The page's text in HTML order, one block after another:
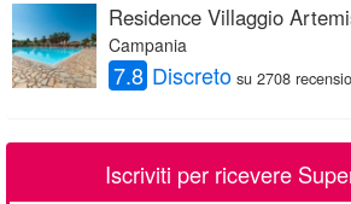
Residence Villaggio
Campania
7.8 Discreto su 2708
Iscriviti per ricevere